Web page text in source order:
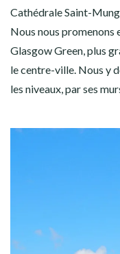
Cathédrale Saint-
Nous nous promenons
Glasgow Green, plus
le centre-ville. Nous y
les niveaux, par ses